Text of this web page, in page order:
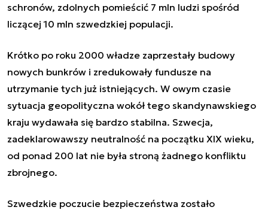
schronów, zdolnych pomieścić 7 mln ludzi spośród
liczącej 10 mln szwedzkiej populacji.
Krótko po roku 2000 władze zaprzestały budowy
nowych bunkrów i zredukowały fundusze na
utrzymanie tych już istniejących. W owym czasie
sytuacja geopolityczna wokół tego skandynawskiego
kraju wydawała się bardzo stabilna. Szwecja,
zadeklarowawszy neutralność na początku XIX wieku,
od ponad 200 lat nie była stroną żadnego konfliktu
zbrojnego.
Szwedzkie poczucie bezpieczeństwa zostało